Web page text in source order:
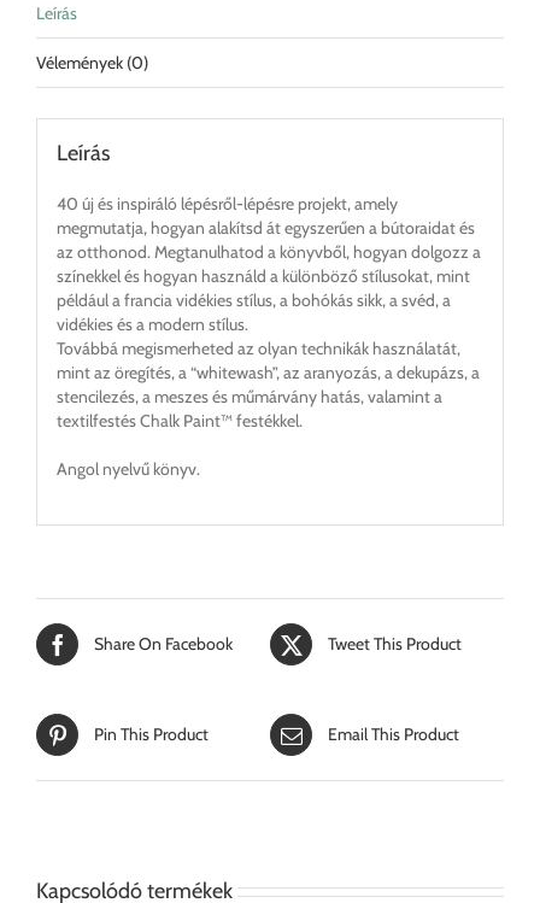
Leírás
Vélemények (0)
Leírás
40 új és inspiráló lépésről-lépésre projekt, amely
megmutatja, hogyan alakítsd át egyszerűen a bútoraidat és
az otthonod. Megtanulhatod a könyvből, hogyan dolgozz a
színekkel és hogyan használd a különböző stílusokat, mint
például a francia vidékies stílus, a bohókás sikk, a svéd, a
vidékies és a modern stílus.
Továbbá megismerheted az olyan technikák használatát,
mint az öregítés, a “whitewash”, az aranyozás, a dekupázs, a
stencilezés, a meszes és műmárvány hatás, valamint a
textilfestés Chalk Paint™ festékkel.
Angol nyelvű könyv.
Share On Facebook Tweet This Product
Pin This Product Email This Product
Kapcsolódó termékek